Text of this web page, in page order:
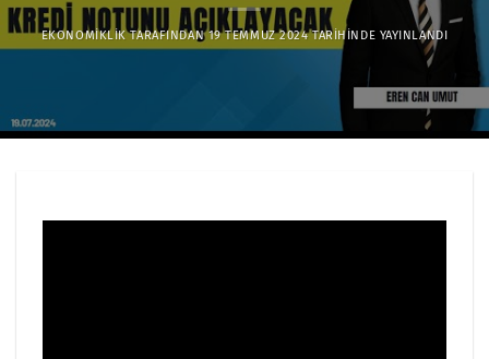
EKONOMIKLIKTARAFINDAN 19 TEMMUZ 2024TARIHINDE YAYINLANDI